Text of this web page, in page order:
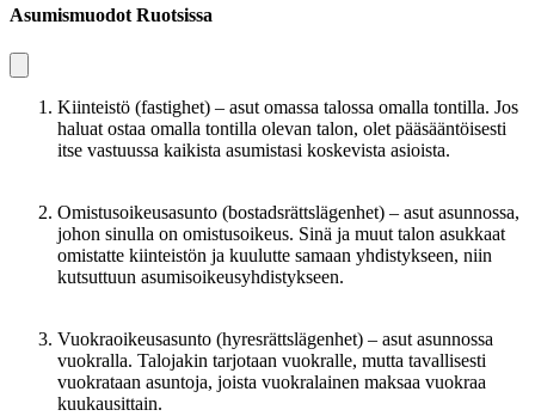
Asumismuodot Ruotsissa
Kiinteistö (fastighet) – asut omassa talossa omalla tontilla. Jos
haluat ostaa omalla tontilla olevan talon, olet pääsääntöisesti
itse vastuussa kaikista asumistasi koskevista asioista.
Omistusoikeusasunto (bostadsrättslägenhet) – asut asunnossa,
johon sinulla on omistusoikeus. Sinä ja muut talon asukkaat
omistatte kiinteistön ja kuulutte samaan yhdistykseen, niin
kutsuttuun asumisoikeusyhdistykseen.
Vuokraoikeusasunto (hyresrättslägenhet) – asut asunnossa
vuokralla. Talojakin tarjotaan vuokralle, mutta tavallisesti
vuokrataan asuntoja, joista vuokralainen maksaa vuokraa
kuukausittain.